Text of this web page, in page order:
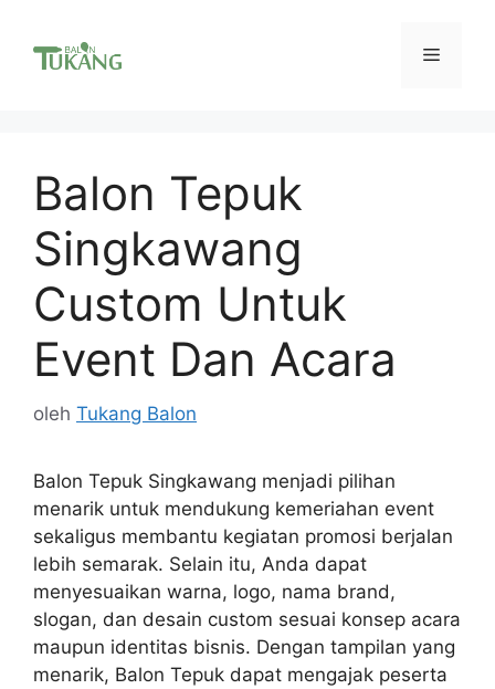
Menu
Balon Tepuk
Singkawang
Custom Untuk
Event Dan Acara
oleh Tukang Balon
Balon Tepuk Singkawang menjadi pilihan
menarik untuk mendukung kemeriahan event
sekaligus membantu kegiatan promosi berjalan
lebih semarak. Selain itu, Anda dapat
menyesuaikan warna, logo, nama brand,
slogan, dan desain custom sesuai konsep acara
maupun identitas bisnis. Dengan tampilan yang
menarik, Balon Tepuk dapat mengajak peserta